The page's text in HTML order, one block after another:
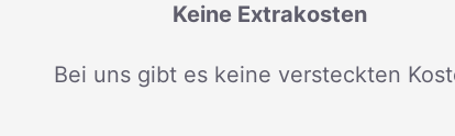
Keine Extrakosten
Bei uns gibt es keine versteckten